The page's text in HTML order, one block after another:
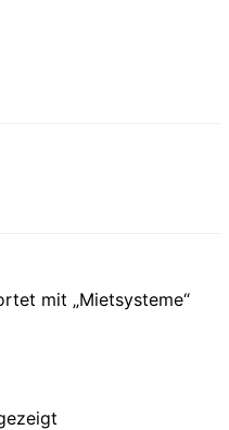
mit „Mietsysteme“